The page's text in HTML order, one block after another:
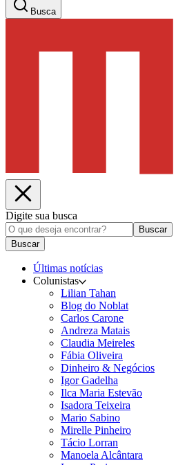
Busca
Digite sua busca
Buscar
Buscar
Últimas notícias
Colunistas
Lilian Tahan
Blog do Noblat
Carlos Carone
Andreza Matais
Claudia Meireles
Fábia Oliveira
Dinheiro & Negócios
Igor Gadelha
Ilca Maria Estevão
Isadora Teixeira
Mario Sabino
Mirelle Pinheiro
Tácio Lorran
Manoela Alcântara